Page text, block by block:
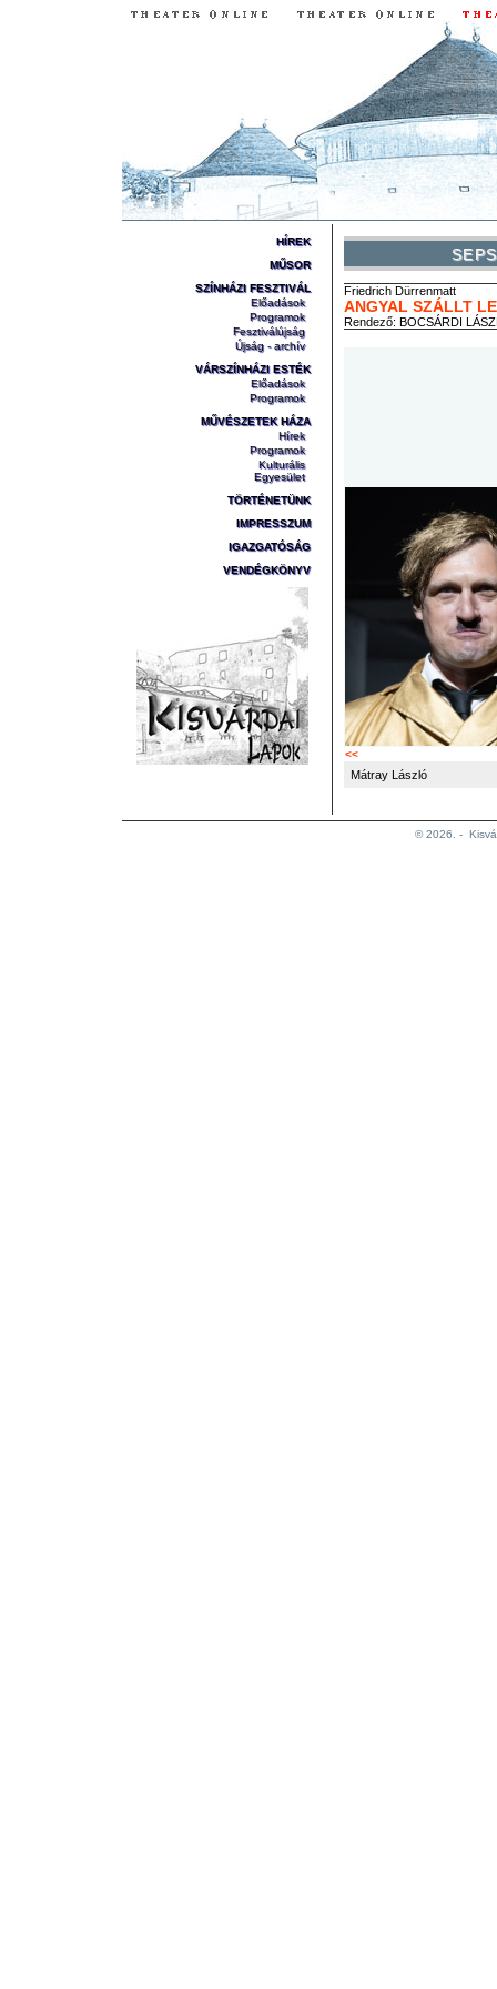
HÍREK
MŰSOR
SZÍNHÁZI FESZTIVÁL
Előadások
Programok
Fesztiválújság
Újság - archív
VÁRSZÍNHÁZI ESTÉK
Előadások
Programok
MŰVÉSZETEK HÁZA
Hírek
Programok
Kulturális
Egyesület
TÖRTÉNETÜNK
IMPRESSZUM
IGAZGATÓSÁG
VENDÉGKÖNYV
Friedrich Dürrenmatt
ANGYAL SZÁLLT
Rendező: BOCSÁRDI
<<
Mátray László
© 2026. -